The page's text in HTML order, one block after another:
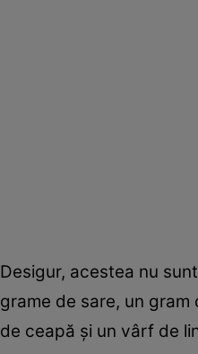
Desigur, acestea nu
grame de sare, un
de ceapă și un vârf de